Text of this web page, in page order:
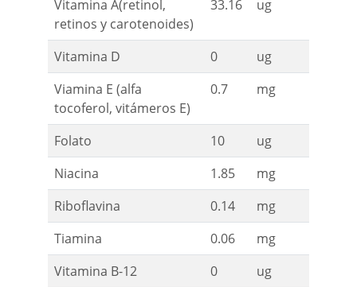
Vitamina A(retinol,
retinos y carotenoides)
33.16 ug
Vitamina D 0
ug
Viamina E (alfa
tocoferol, vitámeros E)
0.7 mg
Folato 10
ug
Niacina
1.85
mg
Riboflavina
0.14
mg
Tiamina
0.06
mg
Vitamina B-12
0
ug